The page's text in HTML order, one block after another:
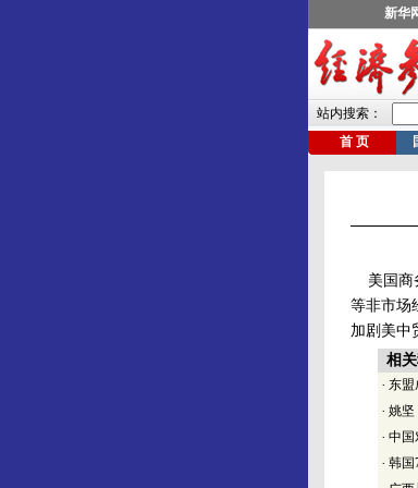
美国商
等非市场
加剧美中
相
· 东盟
· 姚坚
· 中国
· 韩国